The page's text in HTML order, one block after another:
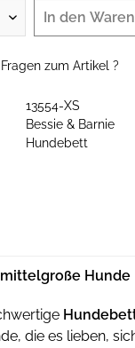
In den
Fragen zum Artikel ?
13554-XS
Bessie & Barnie
Hundebett
Hunde
die es lieben,